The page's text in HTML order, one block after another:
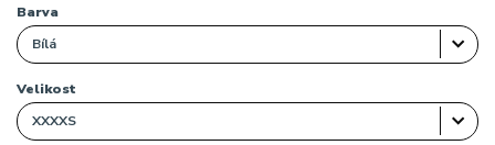
Barva
Velikost